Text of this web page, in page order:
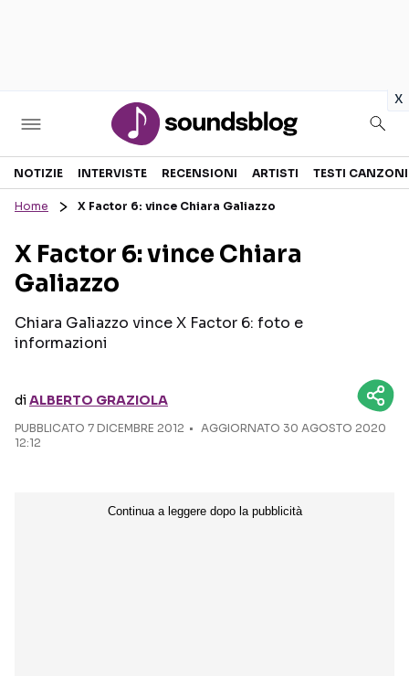
x
Sezioni
RECENSIONI MUSICALI
INTERVISTE
GOSSIP E CURIOSITÀ
TESTI CANZONI
TALENT SHOW
NOTIZIE INTERVISTE RECENSIONI ARTISTI TESTI CANZONI
Home X Factor 6: vince Chiara Galiazzo
X Factor 6: vince Chiara
Galiazzo
Chiara Galiazzo vince X Factor 6: foto e
informazioni
diALBERTO GRAZIOLA
PUBBLICATO 7 DICEMBRE 2012
AGGIORNATO 30 AGOSTO 2020
12:12